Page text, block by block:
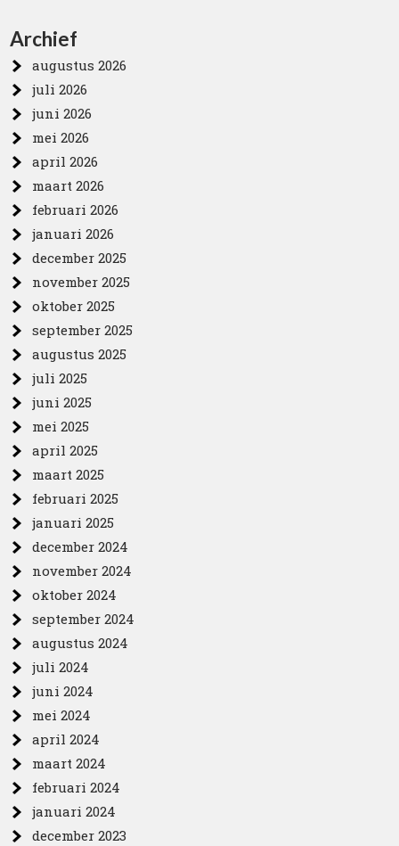
Archief
augustus 2026
juli 2026
juni 2026
mei 2026
april 2026
maart 2026
februari 2026
januari 2026
december 2025
november 2025
oktober 2025
september 2025
augustus 2025
juli 2025
juni 2025
mei 2025
april 2025
maart 2025
februari 2025
januari 2025
december 2024
november 2024
oktober 2024
september 2024
augustus 2024
juli 2024
juni 2024
mei 2024
april 2024
maart 2024
februari 2024
januari 2024
december 2023